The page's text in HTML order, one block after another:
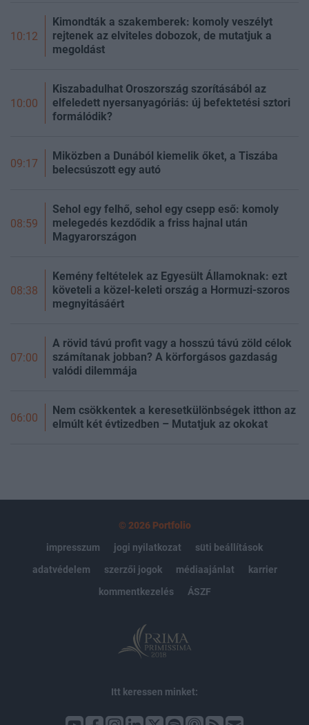
10:12
Kimondták a szakemberek: komoly veszélyt
rejtenek az elviteles dobozok, de mutatjuk a
megoldást
10:00
Kiszabadulhat Oroszország szorításából az
elfeledett nyersanyagóriás: új befektetési sztori
formálódik?
09:17
Miközben a Dunából kiemelik őket, a Tiszába
belecsúszott egy autó
08:59
Sehol egy felhő, sehol egy csepp eső: komoly
melegedés kezdődik a friss hajnal után
Magyarországon
08:38
Kemény feltételek az Egyesült Államoknak: ezt
követeli a közel-keleti ország a Hormuzi-szoros
megnyitásáért
07:00
A rövid távú profit vagy a hosszú távú zöld célok
számítanak jobban? A körforgásos gazdaság
valódi dilemmája
06:00
Nem csökkentek a keresetkülönbségek itthon az
elmúlt két évtizedben – Mutatjuk az okokat
© 2026 Portfolio
impresszum
jogi nyilatkozat
süti beállítások
adatvédelem
szerzői jogok médiaajánlat
karrier
kommentkezelés
ÁSZF
Itt keressen minket: